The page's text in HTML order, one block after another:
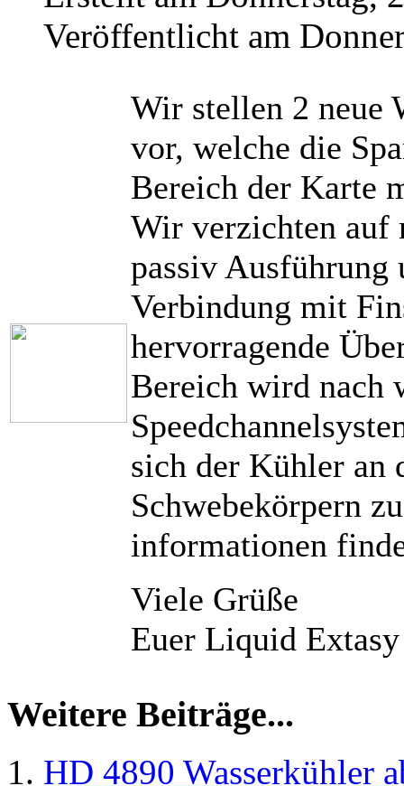
Veröffentlicht am
Wir stellen 2 neue
vor, welche die
Bereich der Karte
Wir verzichten
passiv Ausführung
Verbindung mit
hervorragende
Bereich wird nach
sich der Kühler an
Schwebekörpern
informationen
Viele Grüße
Euer Liquid Extasy
Weitere Beiträge...
HD 4890 Wasserkühler